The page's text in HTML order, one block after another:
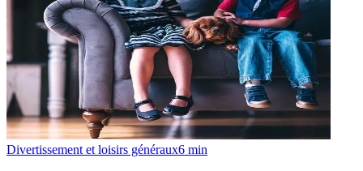
Divertissement et loisirs généraux6 min